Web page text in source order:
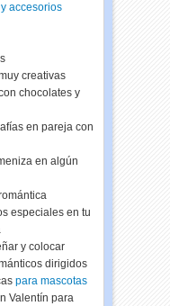
accesorios
creativas
chocolates y
en pareja con
en algún
especiales en tu
y colocar
dirigidos
para mascotas
Valentín para